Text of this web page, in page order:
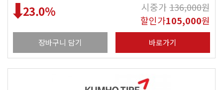
23.0% 시중가136,000원
할인가105,000원
장바구니 담기 바로가기